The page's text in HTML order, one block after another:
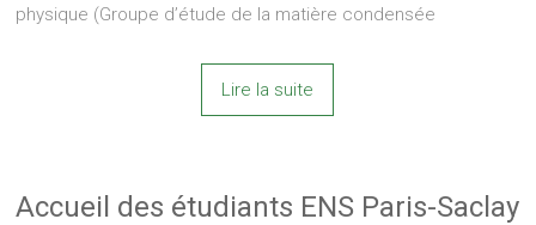
physique (Groupe d’étude de la matière condensée
Lire la suite
Accueil des étudiants ENS Paris-Saclay